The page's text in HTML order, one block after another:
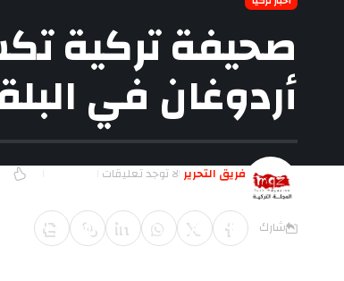
صحيفة تركية
أردوغان في
فريق التحرير لا توجد تعليقات
شارك